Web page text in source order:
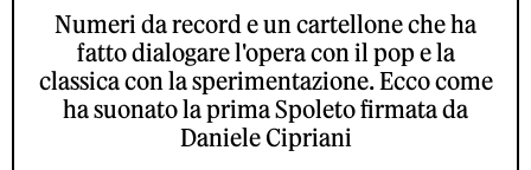
Numeri da record e un cartellone che ha
fatto dialogare l'opera con il pop e la
classica con la sperimentazione. Ecco come
ha suonato la prima Spoleto firmata da
Daniele Cipriani